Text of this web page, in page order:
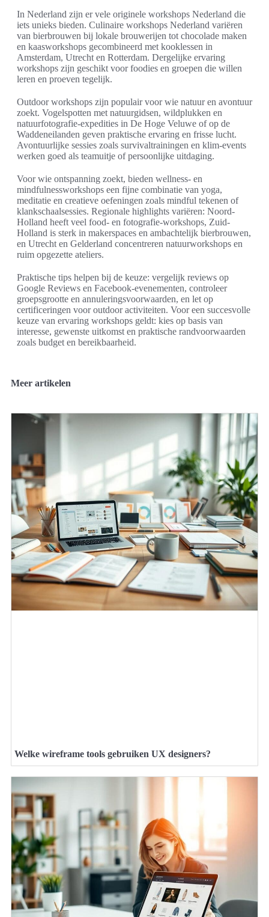
In Nederland zijn er vele originele workshops Nederland die
iets unieks bieden. Culinaire workshops Nederland variëren
van bierbrouwen bij lokale brouwerijen tot chocolade maken
en kaasworkshops gecombineerd met kooklessen in
Amsterdam, Utrecht en Rotterdam. Dergelijke ervaring
workshops zijn geschikt voor foodies en groepen die willen
leren en proeven tegelijk.
Outdoor workshops zijn populair voor wie natuur en avontuur
zoekt. Vogelspotten met natuurgidsen, wildplukken en
natuurfotografie-expedities in De Hoge Veluwe of op de
Waddeneilanden geven praktische ervaring en frisse lucht.
Avontuurlijke sessies zoals survivaltrainingen en klim-events
werken goed als teamuitje of persoonlijke uitdaging.
Voor wie ontspanning zoekt, bieden wellness- en
mindfulnessworkshops een fijne combinatie van yoga,
meditatie en creatieve oefeningen zoals mindful tekenen of
klankschaalsessies. Regionale highlights variëren: Noord-
Holland heeft veel food- en fotografie-workshops, Zuid-
Holland is sterk in makerspaces en ambachtelijk bierbrouwen,
en Utrecht en Gelderland concentreren natuurworkshops en
ruim opgezette ateliers.
Praktische tips helpen bij de keuze: vergelijk reviews op
Google Reviews en Facebook-evenementen, controleer
groepsgrootte en annuleringsvoorwaarden, en let op
certificeringen voor outdoor activiteiten. Voor een succesvolle
keuze van ervaring workshops geldt: kies op basis van
interesse, gewenste uitkomst en praktische randvoorwaarden
zoals budget en bereikbaarheid.
Meer artikelen
Welke wireframe tools gebruiken UX designers?